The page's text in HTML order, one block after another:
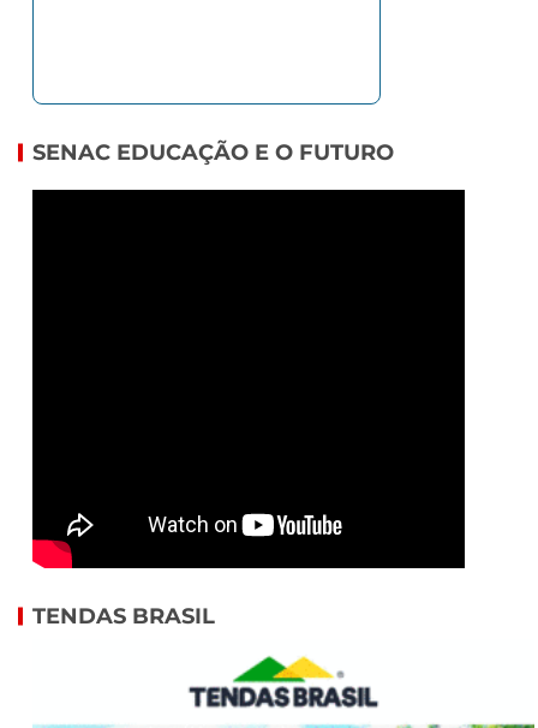
SENAC EDUCAÇÃO E O FUTURO
TENDAS BRASIL